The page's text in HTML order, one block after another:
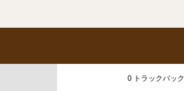
0 トラックバック